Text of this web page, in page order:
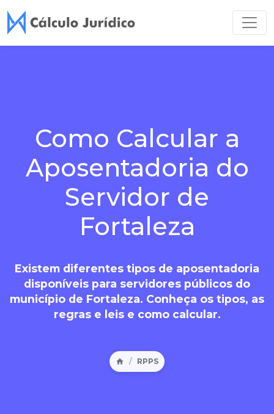
Como Calcular a
Aposentadoria do
Servidor de
Fortaleza
Existem diferentes tipos de aposentadoria
disponíveis para servidores públicos do
município de Fortaleza. Conheça os tipos, as
regras e leis e como calcular.
RPPS